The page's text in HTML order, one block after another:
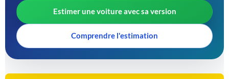
Estimer une voiture avec sa version
Comprendre l'estimation